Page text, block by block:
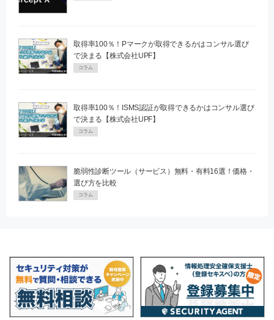
取得率100％！Pマークが取得できるかはコンサル選び
で決まる【株式会社UPF】
コラム
取得率100％！ISMS認証が取得できるかはコンサル選び
で決まる【株式会社UPF】
コラム
脆弱性診断ツール（サービス）無料・有料16選！価格・
選び方を比較
コラム